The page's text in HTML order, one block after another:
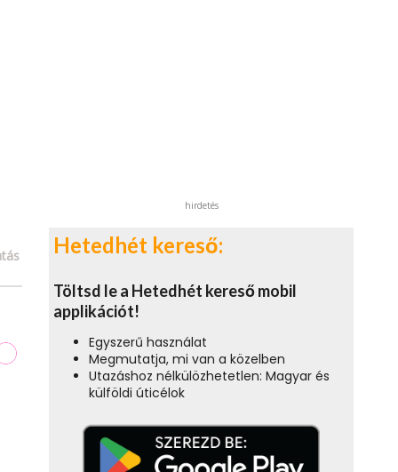
hirdetés
Hetedhét kereső:
Töltsd le a Hetedhét kereső mobil
applikációt!
Egyszerű használat
Megmutatja, mi van a közelben
Utazáshoz nélkülözhetetlen: Magyar és
külföldi úticélok